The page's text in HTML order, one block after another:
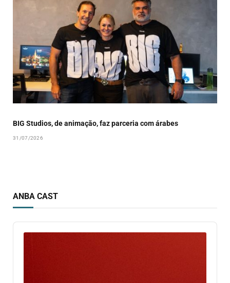
BIG Studios, de animação, faz parceria com árabes
31/07/2026
ANBA CAST
Audio
Player